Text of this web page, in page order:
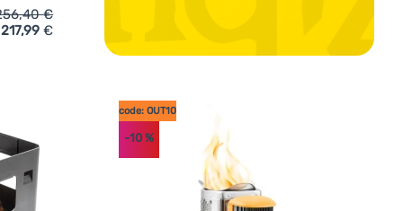
Devil BBQruiser HT Classic Grid 30' hinzufügen
€
217,99€
code: OUT10
-10 %